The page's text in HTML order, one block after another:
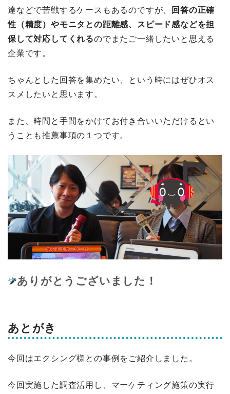
達などで苦戦するケースもあるのですが、
回答の正確
性（精度）やモニタとの距離感、スピード感などを担
保して対応してくれるのでまたご一緒したいと思える
企業です。
ちゃんとした回答を集めたい、という時にはぜひオス
スメしたいと思います。
また、時間と手間をかけてお付き合いいただけるとい
うことも推薦事項の１つです。
ありがとうございました！
あとがき
今回はエクシング様との事例をご紹介しました。
今回実施した調査活用し、マーケティング施策の実行